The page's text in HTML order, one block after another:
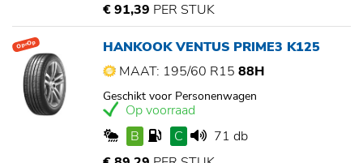
€ 91,39 PER STUK
Op=Op
HANKOOK VENTUS PRIME3 K125
MAAT: 195/60 R15 88H
Geschikt voor Personenwagen
Op voorraad
B
C
71 db